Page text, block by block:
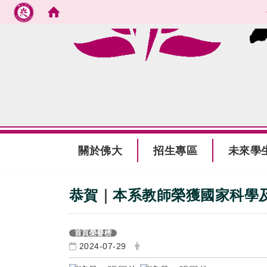
跳到主要內容
關於佛大 招生專區 未來學
恭賀 ｜本系教師榮獲國家科學
首頁榮譽榜
2024-07-29